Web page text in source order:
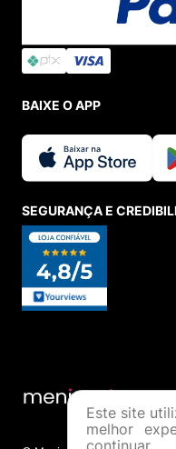
BAIXE O APP
SEGURANÇA E
Este site
melhor